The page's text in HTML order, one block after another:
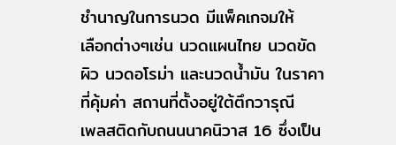
ชำนาญในการนวด มีแพ็คเกจมให้
เลือกต่างๆเช่น นวดแผนไทย นวดขัด
ผิว นวดอโรม่า และนวดน้ำมัน ในราคา
ที่คุ้มค่า สถานที่ตั้งอยู่ใต้ตึกวารุณี
เพลสติดกับถนนนาคนิวาส 16 ซึ่งเป็น